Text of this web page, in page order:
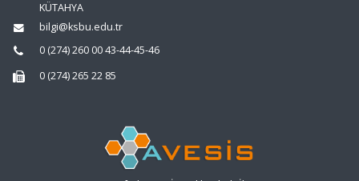
KÜTAHYA
bilgi@ksbu.edu.tr
0 (274) 260 00 43-44-45-46
0 (274) 265 22 85